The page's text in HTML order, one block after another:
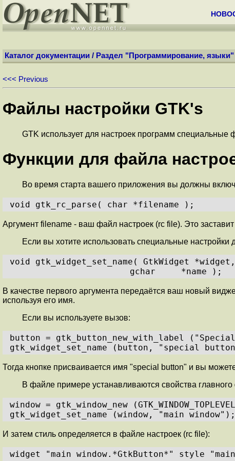
Каталог документации / Раздел "Программирование, языки"
<<< Previous
Файлы настройки GTK's
GTK использует для настроек программ
Функции для файла
Во время старта вашего приложения вы должны
void gtk_rc_parse( char *filename );
Аргумент filename - ваш файл настроек (rc file). Это
Если вы хотите использовать специальные
void gtk_widget_set_name( GtkWidget *widget,
gchar     *name );
В качестве первого аргумента передаётся ваш новый
используя его имя.
Если вы используете вызов:
button = gtk_button_new_with_label
gtk_widget_set_name (button, "special
Тогда кнопке присваивается имя "special button" и вы
В файле примере устанавливаются свойства
window = gtk_window_new
gtk_widget_set_name (window, "main window");
И затем стиль определяется в файле настроек (rc file):
widget "main window.*GtkButton*" style